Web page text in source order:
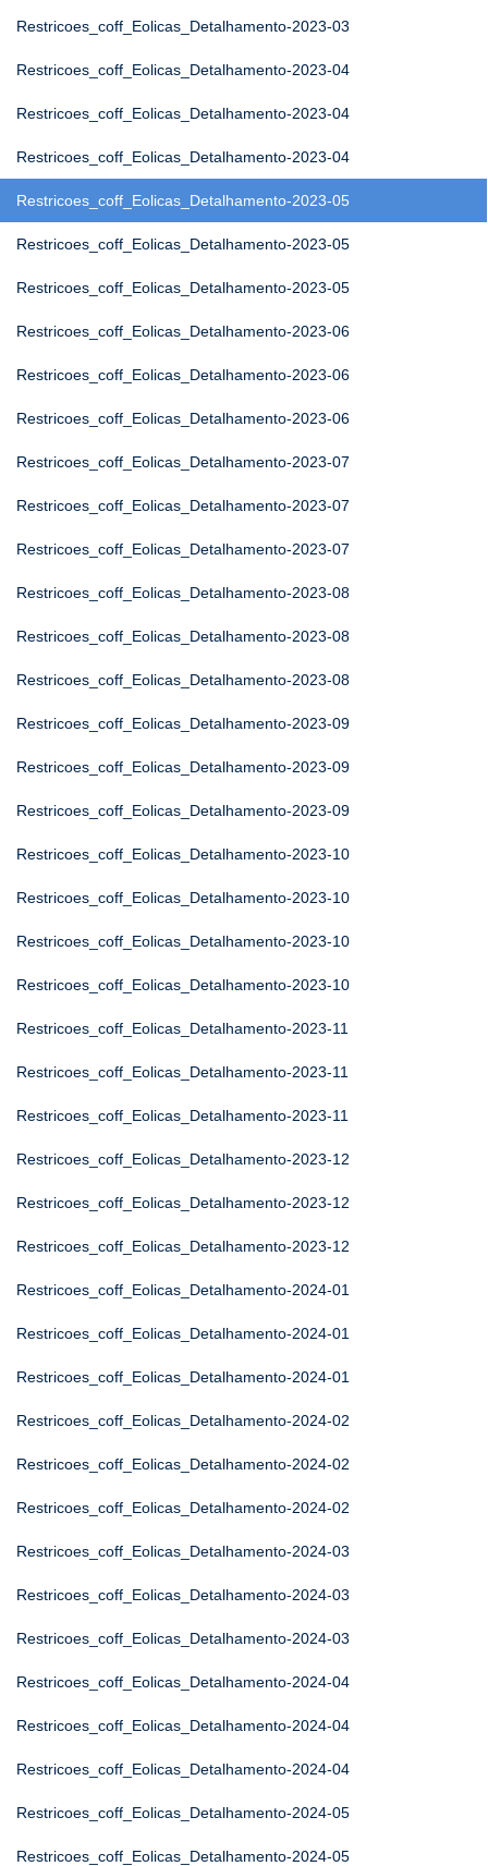
Restricoes_coff_Eolicas_Detalhamento-2023-03
Restricoes_coff_Eolicas_Detalhamento-2023-04
Restricoes_coff_Eolicas_Detalhamento-2023-04
Restricoes_coff_Eolicas_Detalhamento-2023-04
Restricoes_coff_Eolicas_Detalhamento-2023-05
Restricoes_coff_Eolicas_Detalhamento-2023-05
Restricoes_coff_Eolicas_Detalhamento-2023-05
Restricoes_coff_Eolicas_Detalhamento-2023-06
Restricoes_coff_Eolicas_Detalhamento-2023-06
Restricoes_coff_Eolicas_Detalhamento-2023-06
Restricoes_coff_Eolicas_Detalhamento-2023-07
Restricoes_coff_Eolicas_Detalhamento-2023-07
Restricoes_coff_Eolicas_Detalhamento-2023-07
Restricoes_coff_Eolicas_Detalhamento-2023-08
Restricoes_coff_Eolicas_Detalhamento-2023-08
Restricoes_coff_Eolicas_Detalhamento-2023-08
Restricoes_coff_Eolicas_Detalhamento-2023-09
Restricoes_coff_Eolicas_Detalhamento-2023-09
Restricoes_coff_Eolicas_Detalhamento-2023-09
Restricoes_coff_Eolicas_Detalhamento-2023-10
Restricoes_coff_Eolicas_Detalhamento-2023-10
Restricoes_coff_Eolicas_Detalhamento-2023-10
Restricoes_coff_Eolicas_Detalhamento-2023-10
Restricoes_coff_Eolicas_Detalhamento-2023-11
Restricoes_coff_Eolicas_Detalhamento-2023-11
Restricoes_coff_Eolicas_Detalhamento-2023-11
Restricoes_coff_Eolicas_Detalhamento-2023-12
Restricoes_coff_Eolicas_Detalhamento-2023-12
Restricoes_coff_Eolicas_Detalhamento-2023-12
Restricoes_coff_Eolicas_Detalhamento-2024-01
Restricoes_coff_Eolicas_Detalhamento-2024-01
Restricoes_coff_Eolicas_Detalhamento-2024-01
Restricoes_coff_Eolicas_Detalhamento-2024-02
Restricoes_coff_Eolicas_Detalhamento-2024-02
Restricoes_coff_Eolicas_Detalhamento-2024-02
Restricoes_coff_Eolicas_Detalhamento-2024-03
Restricoes_coff_Eolicas_Detalhamento-2024-03
Restricoes_coff_Eolicas_Detalhamento-2024-03
Restricoes_coff_Eolicas_Detalhamento-2024-04
Restricoes_coff_Eolicas_Detalhamento-2024-04
Restricoes_coff_Eolicas_Detalhamento-2024-04
Restricoes_coff_Eolicas_Detalhamento-2024-05
Restricoes_coff_Eolicas_Detalhamento-2024-05